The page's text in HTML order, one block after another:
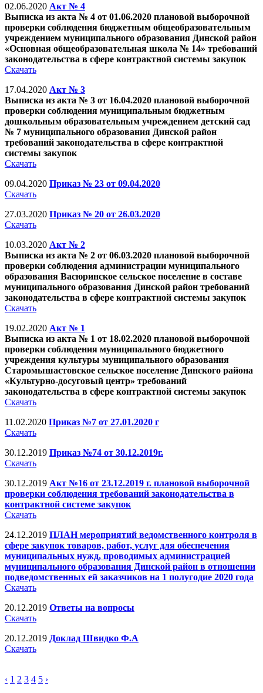
02.06.2020 Акт № 4
Выписка из акта № 4 от 01.06.2020 плановой выборочной
проверки соблюдения бюджетным общеобразовательным
учреждением муниципального образования Динской район
«Основная общеобразовательная школа № 14» требований
законодательства в сфере контрактной системы закупок
Скачать
17.04.2020 Акт № 3
Выписка из акта № 3 от 16.04.2020 плановой выборочной
проверки соблюдения муниципальным бюджетным
дошкольным образовательным учреждением детский сад
№ 7 муниципального образования Динской район
требований законодательства в сфере контрактной
системы закупок
Скачать
09.04.2020 Приказ № 23 от 09.04.2020
Скачать
27.03.2020 Приказ № 20 от 26.03.2020
Скачать
10.03.2020 Акт № 2
Выписка из акта № 2 от 06.03.2020 плановой выборочной
проверки соблюдения администрации муниципального
образования Васюринское сельское поселение в составе
муниципального образования Динской район требований
законодательства в сфере контрактной системы закупок
Скачать
19.02.2020 Акт № 1
Выписка из акта № 1 от 18.02.2020 плановой выборочной
проверки соблюдения муниципального бюджетного
учреждения культуры муниципального образования
Старомышастовское сельское поселение Динского района
«Культурно-досуговый центр» требований
законодательства в сфере контрактной системы закупок
Скачать
11.02.2020 Приказ №7 от 27.01.2020 г
Скачать
30.12.2019 Приказ №74 от 30.12.2019г.
Скачать
30.12.2019 Акт №16 от 23.12.2019 г. плановой выборочной
проверки соблюдения требований законодательства в
контрактной системе закупок
Скачать
24.12.2019 ПЛАН мероприятий ведомственного контроля в
сфере закупок товаров, работ, услуг для обеспечения
муниципальных нужд, проводимых администрацией
муниципального образования Динской район в отношении
подведомственных ей заказчиков на 1 полугодие 2020 года
Скачать
20.12.2019 Ответы на вопросы
Скачать
20.12.2019 Доклад Швидко Ф.А
Скачать
‹ 1 2 3 4 5 ›